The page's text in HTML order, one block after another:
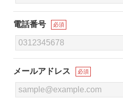
電話番号 必須
メールアドレス 必須